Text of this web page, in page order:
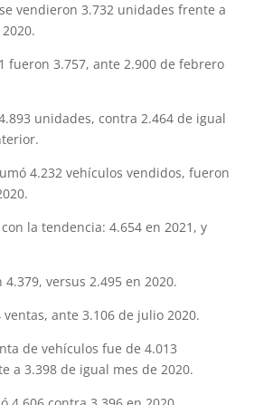
vendieron 3.732 unidades frente a
fueron 3.757, ante 2.900 de febrero
unidades, contra 2.464 de igual
4.232 vehículos vendidos, fueron
la tendencia: 4.654 en 2021, y
versus 2.495 en 2020.
ventas, ante 3.106 de julio 2020.
de vehículos fue de 4.013
a 3.398 de igual mes de 2020.